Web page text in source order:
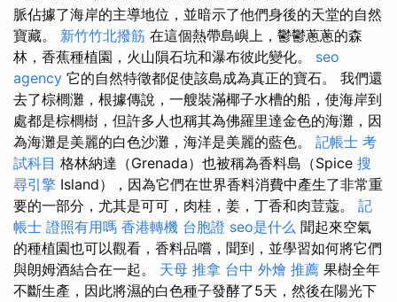
脈佔據了海岸的主導地位，並暗示了他們身後的天堂的自然
寶藏。 新竹竹北撥筋 在這個熱帶島嶼上，鬱鬱蔥蔥的森
林，香蕉種植​​園，火山隕石坑和瀑布彼此變化。 seo
agency 它的自然特徵都促使該島成為真正的寶石。 我們還
去了棕櫚灘，根據傳說，一艘裝滿椰子水槽的船，使海岸到
處都是棕櫚樹，但許多人也稱其為佛羅里達金色的海灘，因
為海灘是美麗的白色沙灘，海洋是美麗的藍色。 記帳士 考
試科目 格林納達（Grenada）也被稱為香料島（Spice 搜
尋引擎 Island），因為它們在世界香料消費中產生了非常重
要的一部分，尤其是可可，肉桂，姜，丁香和肉荳蔻。 記
帳士 證照有用嗎 香港轉機 台胞證 seo是什么 聞起來空氣
的種植園也可以觀看，香料品嚐，聞到，並學習如何將它們
與朗姆酒結合在一起。 天母 推拿 台中 外燴 推薦 果樹全年
不斷生產，因此將濕的白色種子發酵了5天，然後在陽光下